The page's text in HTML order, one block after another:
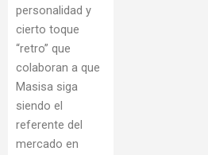
personalidad y
cierto toque
“retro” que
colaboran a que
Masisa siga
siendo el
referente del
mercado en